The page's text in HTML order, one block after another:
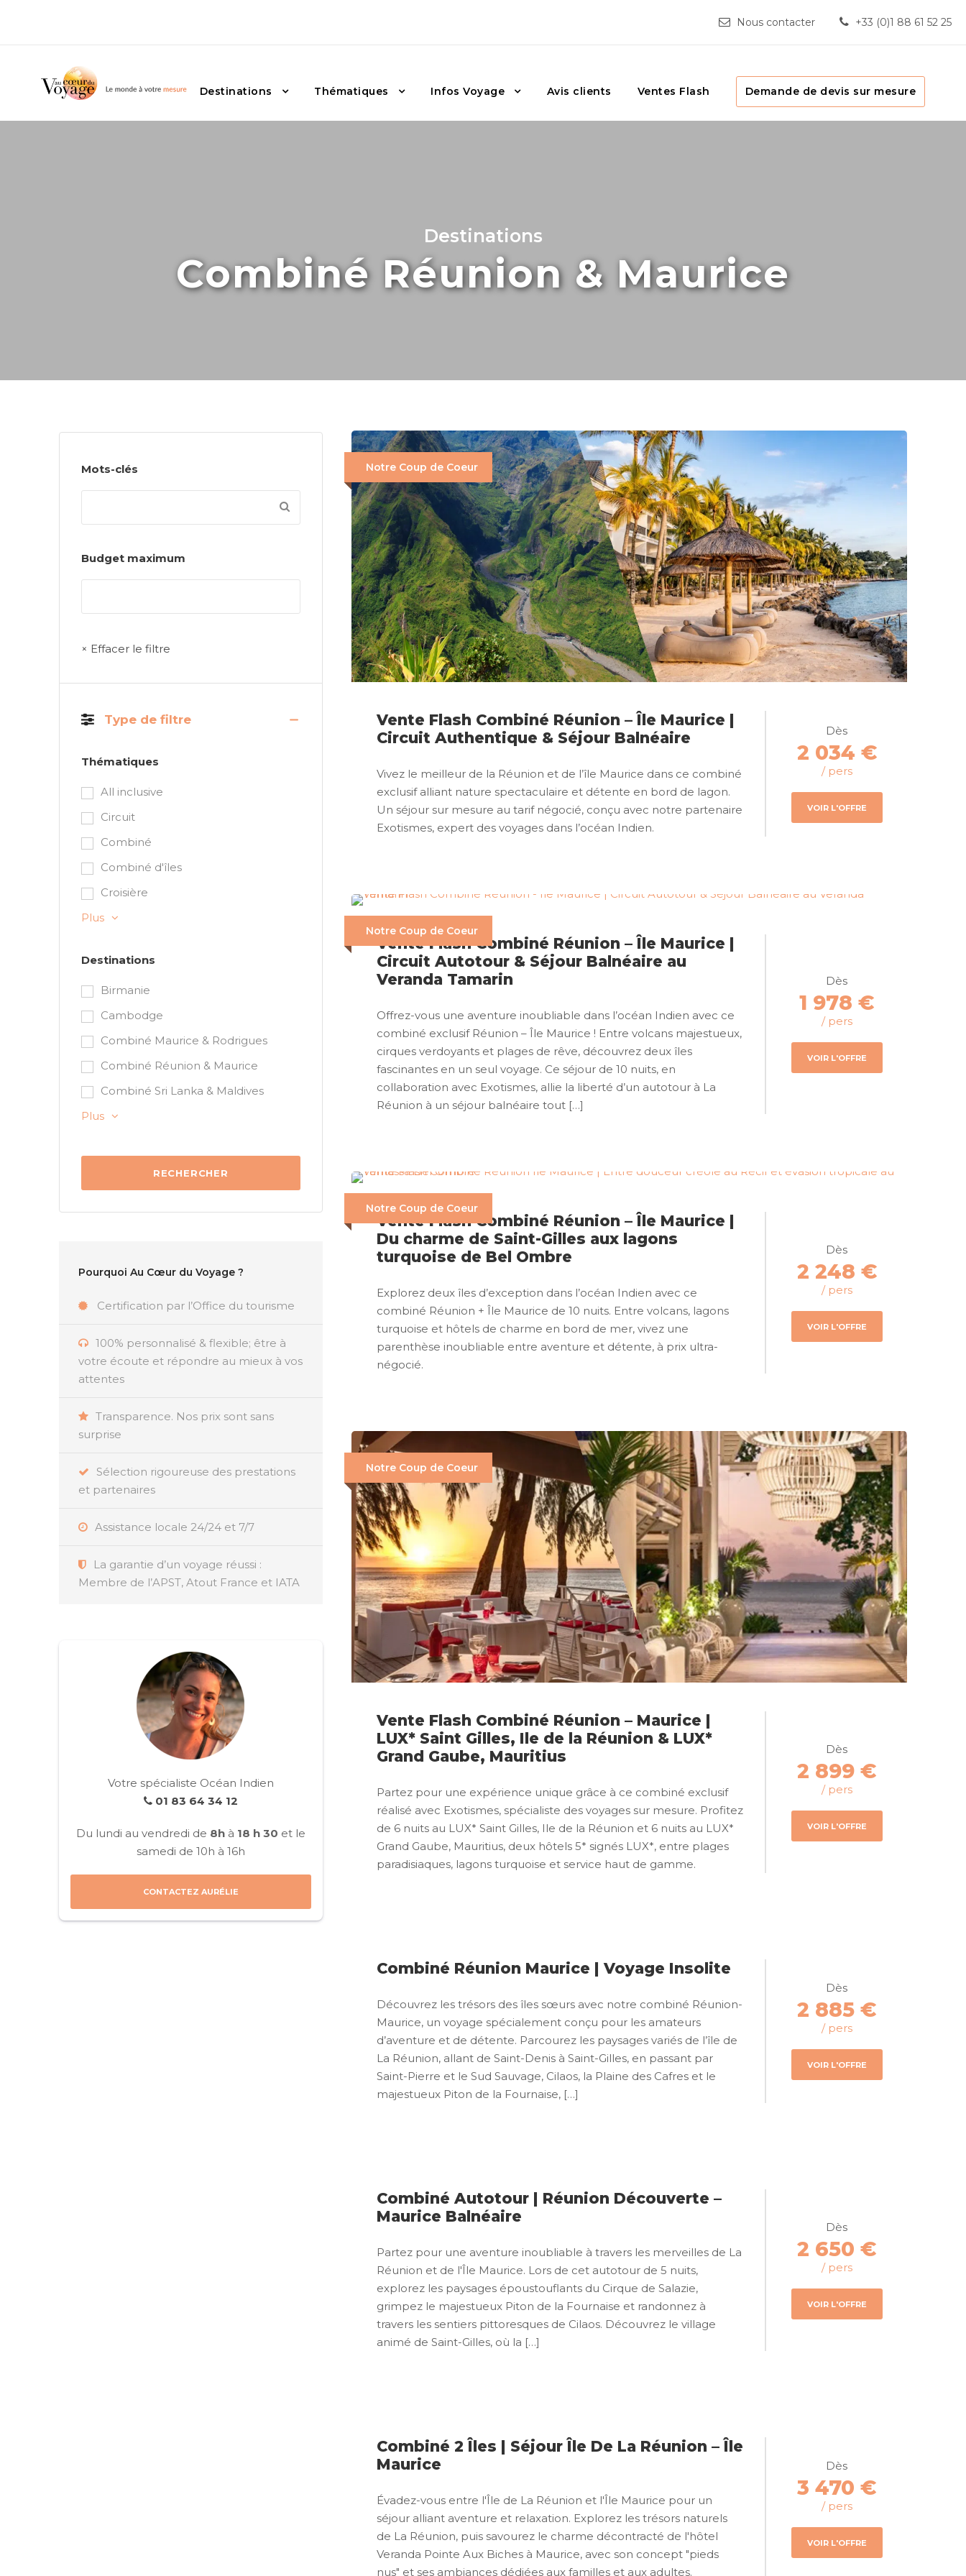
Nous contacter +33 (0)1 88 61 52 25
Destinations Thématiques Infos Voyage Avis clients Ventes Flash Demande de devis sur mesure
Destinations
Combiné Réunion & Maurice
Notre Coup de Coeur
Vente Flash Combiné Réunion – Île Maurice |
Circuit Authentique & Séjour Balnéaire
Vivez le meilleur de la Réunion et de l’île Maurice dans ce combiné
exclusif alliant nature spectaculaire et détente en bord de lagon.
Un séjour sur mesure au tarif négocié, conçu avec notre partenaire
Exotismes, expert des voyages dans l’océan Indien.
Dès
2 034 €
/ pers
VOIR L'OFFRE
Notre Coup de Coeur
Vente Flash Combiné Réunion – Île Maurice |
Circuit Autotour & Séjour Balnéaire au
Veranda Tamarin
Offrez-vous une aventure inoubliable dans l’océan Indien avec ce
combiné exclusif Réunion – Île Maurice ! Entre volcans majestueux,
cirques verdoyants et plages de rêve, découvrez deux îles
fascinantes en un seul voyage. Ce séjour de 10 nuits, en
collaboration avec Exotismes, allie la liberté d’un autotour à La
Réunion à un séjour balnéaire tout […]
Dès
1 978 €
/ pers
VOIR L'OFFRE
Notre Coup de Coeur
Vente Flash Combiné Réunion – Île Maurice |
Du charme de Saint-Gilles aux lagons
turquoise de Bel Ombre
Explorez deux îles d’exception dans l’océan Indien avec ce
combiné Réunion + Île Maurice de 10 nuits. Entre volcans, lagons
turquoise et hôtels de charme en bord de mer, vivez une
parenthèse inoubliable entre aventure et détente, à prix ultra-
négocié.
Dès
2 248 €
/ pers
VOIR L'OFFRE
Notre Coup de Coeur
Vente Flash Combiné Réunion – Maurice |
LUX* Saint Gilles, Ile de la Réunion & LUX*
Grand Gaube, Mauritius
Partez pour une expérience unique grâce à ce combiné exclusif
réalisé avec Exotismes, spécialiste des voyages sur mesure. Profitez
de 6 nuits au LUX* Saint Gilles, Ile de la Réunion et 6 nuits au LUX*
Grand Gaube, Mauritius, deux hôtels 5* signés LUX*, entre plages
paradisiaques, lagons turquoise et service haut de gamme.
Dès
2 899 €
/ pers
VOIR L'OFFRE
Combiné Réunion Maurice | Voyage Insolite
Découvrez les trésors des îles sœurs avec notre combiné Réunion-
Maurice, un voyage spécialement conçu pour les amateurs
d’aventure et de détente. Parcourez les paysages variés de l’île de
La Réunion, allant de Saint-Denis à Saint-Gilles, en passant par
Saint-Pierre et le Sud Sauvage, Cilaos, la Plaine des Cafres et le
majestueux Piton de la Fournaise, […]
Dès
2 885 €
/ pers
VOIR L'OFFRE
Combiné Autotour | Réunion Découverte –
Maurice Balnéaire
Partez pour une aventure inoubliable à travers les merveilles de La
Réunion et de l'Île Maurice. Lors de cet autotour de 5 nuits,
explorez les paysages époustouflants du Cirque de Salazie,
grimpez le majestueux Piton de la Fournaise et randonnez à
travers les sentiers pittoresques de Cilaos. Découvrez le village
animé de Saint-Gilles, où la […]
Dès
2 650 €
/ pers
VOIR L'OFFRE
Combiné 2 Îles | Séjour Île De La Réunion – Île
Maurice
Évadez-vous entre l'Île de La Réunion et l'Île Maurice pour un
séjour alliant aventure et relaxation. Explorez les trésors naturels
de La Réunion, puis savourez le charme décontracté de l'hôtel
Veranda Pointe Aux Biches à Maurice, avec son concept "pieds
nus" et ses ambiances dédiées aux familles et aux adultes.
Dès
3 470 €
/ pers
VOIR L'OFFRE
Mots-clés
Budget maximum
× Effacer le filtre
Type de filtre
Thématiques
All inclusive
Circuit
Combiné
Combiné d'îles
Croisière
Plus
Destinations
Birmanie
Cambodge
Combiné Maurice & Rodrigues
Combiné Réunion & Maurice
Combiné Sri Lanka & Maldives
Plus
Pourquoi Au Cœur du Voyage ?
Certification par l’Office du tourisme
100% personnalisé & flexible; être à
votre écoute et répondre au mieux à vos
attentes
Transparence. Nos prix sont sans
surprise
Sélection rigoureuse des prestations
et partenaires
Assistance locale 24/24 et 7/7
La garantie d’un voyage réussi :
Membre de l’APST, Atout France et IATA
Votre spécialiste Océan Indien
01 83 64 34 12
Du lundi au vendredi de 8hà 18 h 30 et le
samedi de 10h à 16h
CONTACTEZ AURÉLIE